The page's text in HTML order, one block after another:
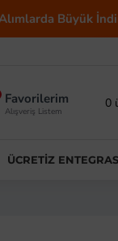
İndirimler
Favorilerim
Alışveriş Listem
0
ÜCRETIZ